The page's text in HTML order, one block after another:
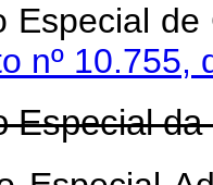
Especial
nº 10.755,
Especial da